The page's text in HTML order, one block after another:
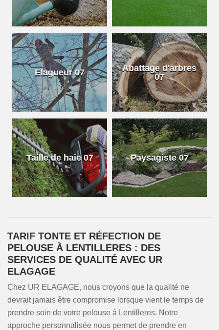
Elagueur 07
Abattage d'arbres
07
Taille de haie 07 Paysagiste 07
TARIF TONTE ET RÉFECTION DE
PELOUSE À LENTILLERES : DES
SERVICES DE QUALITÉ AVEC UR
ELAGAGE
Chez UR ELAGAGE, nous croyons que la qualité ne
devrait jamais être compromise lorsque vient le temps de
prendre soin de votre pelouse à Lentilleres. Notre
approche personnalisée nous permet de prendre en